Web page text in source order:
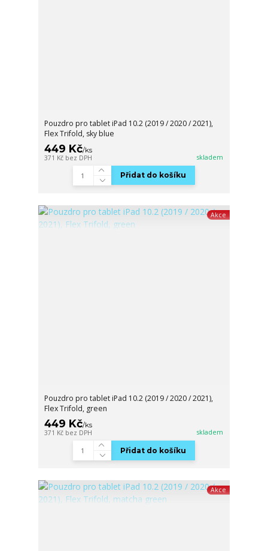
Pouzdro pro tablet iPad 10.2 (2019 / 2020 / 2021),
Flex Trifold, sky blue
449 Kč/ks
371 Kč bez DPH skladem
Přidat do košíku
Akce
Pouzdro pro tablet iPad 10.2 (2019 / 2020 / 2021),
Flex Trifold, green
449 Kč/ks
371 Kč bez DPH skladem
Přidat do košíku
Akce